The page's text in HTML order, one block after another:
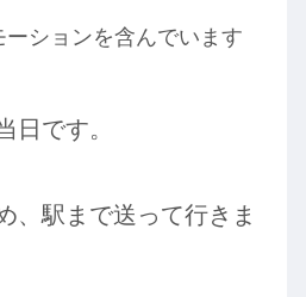
ションを含んでいます
日です。
、駅まで送って行きま